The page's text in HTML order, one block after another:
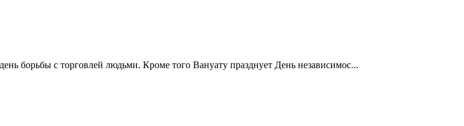
борьбы с торговлей людьми. Кроме того Вануату празднует День независимос...